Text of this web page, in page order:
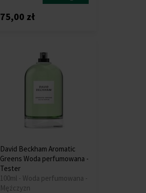
75,00 zł
David Beckham Aromatic
Greens Woda perfumowana -
Tester
100ml - Woda perfumowana -
Mężczyzn